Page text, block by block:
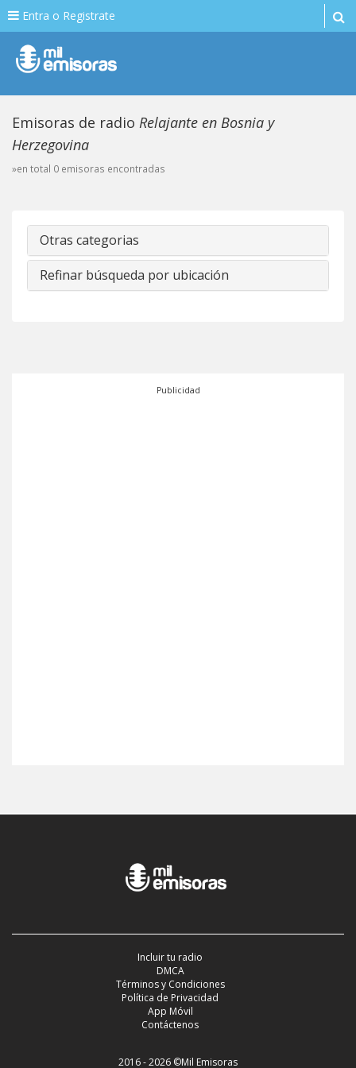
Entra o Registrate
Emisoras de radio Relajante en Bosnia y
Herzegovina
»en total 0 emisoras encontradas
Otras categorias
Refinar búsqueda por ubicación
Publicidad
Incluir tu radio
DMCA
Términos y Condiciones
Política de Privacidad
App Móvil
Contáctenos
2016 - 2026 ©Mil Emisoras